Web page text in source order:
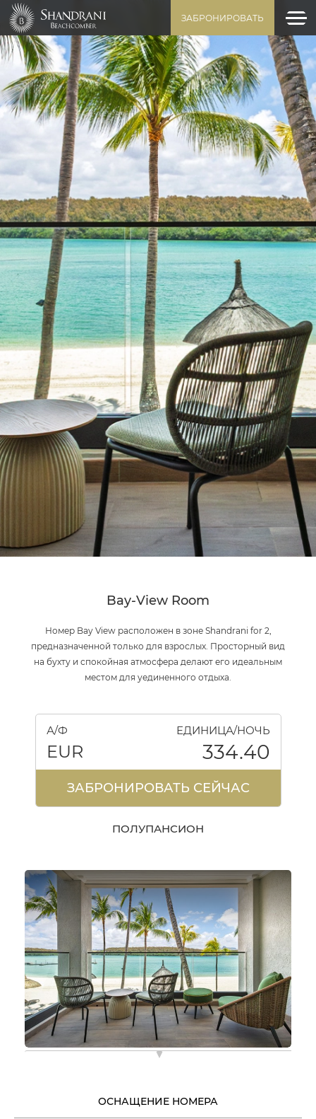
ЗАБРОНИРОВАТЬ
Bay-View Room
Номер Bay View расположен в зоне Shandrani for 2,
предназначенной только для взрослых. Просторный вид
на бухту и спокойная атмосфера делают его идеальным
местом для уединенного отдыха.
А/Ф ЕДИНИЦА/НОЧЬ
EUR 334.40
ЗАБРОНИРОВАТЬ СЕЙЧАС
ПОЛУПАНСИОН
ОСНАЩЕНИЕ НОМЕРА